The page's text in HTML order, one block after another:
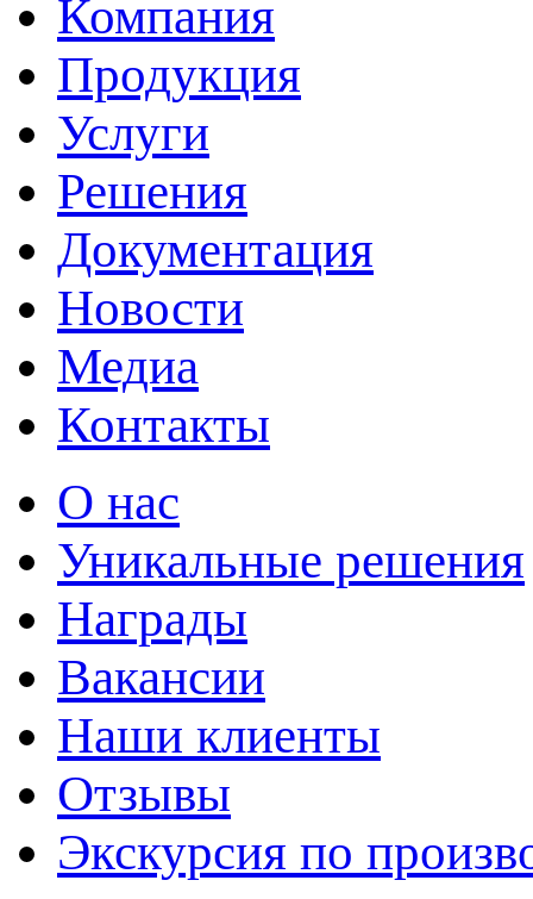
Компания
Продукция
Услуги
Решения
Документация
Новости
Медиа
Контакты
О нас
Уникальные решения
Награды
Вакансии
Наши клиенты
Отзывы
Экскурсия по